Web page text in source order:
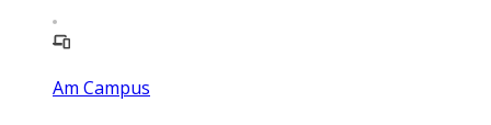
Am Campus